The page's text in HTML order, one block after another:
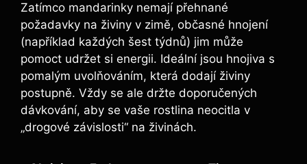
Zatímco mandarinky nemají přehnané
požadavky na živiny v zimě, občasné hnojení
(například každých šest týdnů) jim může
pomoct udržet si energii. Ideální jsou hnojiva s
pomalým uvolňováním, která dodají živiny
postupně. Vždy se ale držte doporučených
dávkování, aby se vaše rostlina neocitla v
„drogové závislosti“ na živinách.